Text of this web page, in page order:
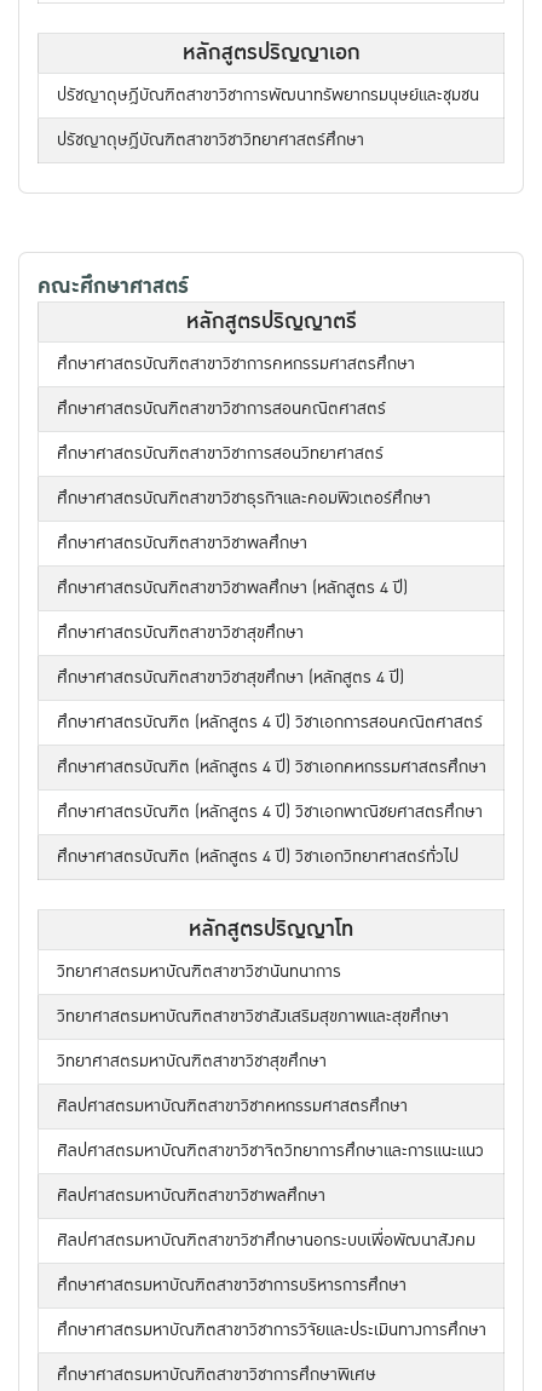
หลักสูตรปริญญาเอก
ปรัชญาดุษฎีบัณฑิตสาขาวิชาการพัฒนาทรัพยากรมนุษย์และชุมชน
ปรัชญาดุษฎีบัณฑิตสาขาวิชาวิทยาศาสตร์ศึกษา
คณะศึกษาศาสตร์
หลักสูตรปริญญาตรี
ศึกษาศาสตรบัณฑิตสาขาวิชาการคหกรรมศาสตรศึกษา
ศึกษาศาสตรบัณฑิตสาขาวิชาการสอนคณิตศาสตร์
ศึกษาศาสตรบัณฑิตสาขาวิชาการสอนวิทยาศาสตร์
ศึกษาศาสตรบัณฑิตสาขาวิชาธุรกิจและคอมพิวเตอร์ศึกษา
ศึกษาศาสตรบัณฑิตสาขาวิชาพลศึกษา
ศึกษาศาสตรบัณฑิตสาขาวิชาพลศึกษา (หลักสูตร 4 ปี)
ศึกษาศาสตรบัณฑิตสาขาวิชาสุขศึกษา
ศึกษาศาสตรบัณฑิตสาขาวิชาสุขศึกษา (หลักสูตร 4 ปี)
ศึกษาศาสตรบัณฑิต (หลักสูตร 4 ปี) วิชาเอกการสอนคณิตศาสตร์
ศึกษาศาสตรบัณฑิต (หลักสูตร 4 ปี) วิชาเอกคหกรรมศาสตรศึกษา
ศึกษาศาสตรบัณฑิต (หลักสูตร 4 ปี) วิชาเอกพาณิชยศาสตรศึกษา
ศึกษาศาสตรบัณฑิต (หลักสูตร 4 ปี) วิชาเอกวิทยาศาสตร์ทั่วไป
หลักสูตรปริญญาโท
วิทยาศาสตรมหาบัณฑิตสาขาวิชานันทนาการ
วิทยาศาสตรมหาบัณฑิตสาขาวิชาสังเสริมสุขภาพและสุขศึกษา
วิทยาศาสตรมหาบัณฑิตสาขาวิชาสุขศึกษา
ศิลปศาสตรมหาบัณฑิตสาขาวิชาคหกรรมศาสตรศึกษา
ศิลปศาสตรมหาบัณฑิตสาขาวิชาจิตวิทยาการศึกษาและการแนะแนว
ศิลปศาสตรมหาบัณฑิตสาขาวิชาพลศึกษา
ศิลปศาสตรมหาบัณฑิตสาขาวิชาศึกษานอกระบบเพื่อพัฒนาสังคม
ศึกษาศาสตรมหาบัณฑิตสาขาวิชาการบริหารการศึกษา
ศึกษาศาสตรมหาบัณฑิตสาขาวิชาการวิจัยและประเมินทางการศึกษา
ศึกษาศาสตรมหาบัณฑิตสาขาวิชาการศึกษาพิเศษ